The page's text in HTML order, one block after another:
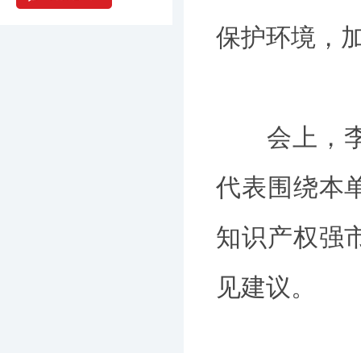
保护环境，
会上，李
代表围绕本
知识产权强
见建议。